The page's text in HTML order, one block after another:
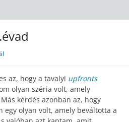
az, hogy a tavalyi upfronts
olyan széria volt, amely
kérdés azonban az, hogy
egy olyan volt, amely beváltotta a